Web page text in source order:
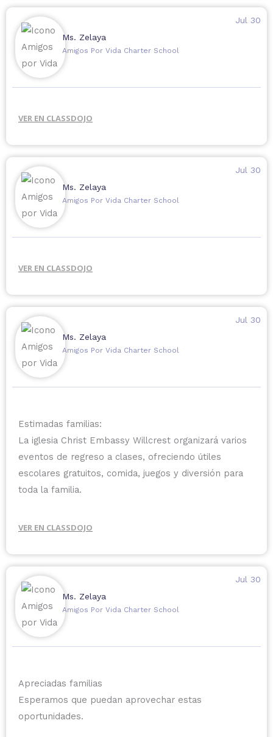
Que tengan un hermoso fin de semana.
Ms. Zelaya
Jul 30
Amigos Por Vida Charter School
VER EN CLASSDOJO
Ms. Zelaya
Jul 30
Amigos Por Vida Charter School
VER EN CLASSDOJO
Ms. Zelaya
Jul 30
Amigos Por Vida Charter School
Estimadas familias:
La iglesia Christ Embassy Willcrest organizará varios
eventos de regreso a clases, ofreciendo útiles
escolares gratuitos, comida, juegos y diversión para
toda la familia.
VER EN CLASSDOJO
Ms. Zelaya
Jul 30
Amigos Por Vida Charter School
Apreciadas familias
Esperamos que puedan aprovechar estas
oportunidades.